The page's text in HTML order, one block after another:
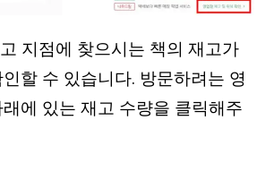
지점에 찾으시는 책의 재고가
할 수 있습니다. 방문하려는 영
에 있는 재고 수량을 클릭해주